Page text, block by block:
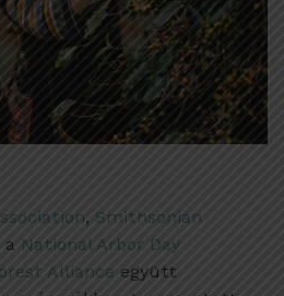
, Smithsonian
a National Arbor Day
Alliance együtt